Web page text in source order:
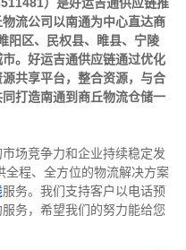
流公司以南通为中心直达商
阳区、民权县、睢县、宁陵
。 好运吉通供应链通过优化
共享平台，整合资源，与合
打造南通到商丘物流仓储一
场竞争力和企业持续稳定发
全程、全方位的物流解决方案
服务。我们支持客户以电话预
务，希望我们的努力能给您